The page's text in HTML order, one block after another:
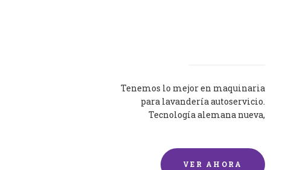
Tenemos lo mejor en maquinaria
para lavandería autoservicio.
Tecnología alemana nueva,
VER AHORA